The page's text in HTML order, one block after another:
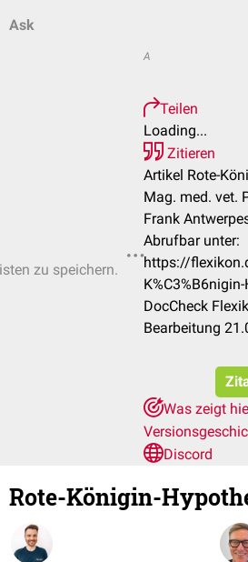
Ask
zu speichern.
A
Teilen
Loading...
Zitieren
Artikel Rote-
Mag. med. vet.
Frank
Abrufbar unter:
https://
DocCheck
Bearbeitung
Was zeigt
Discord
Rote-Königin-